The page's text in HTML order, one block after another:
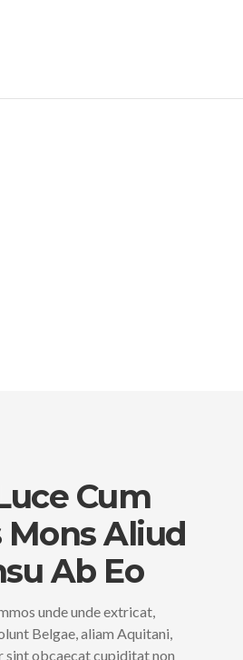
Cum
Mons Aliud
Ab Eo
unde unde extricat,
Belgae, aliam Aquitani,
sint obcaecat cupiditat non